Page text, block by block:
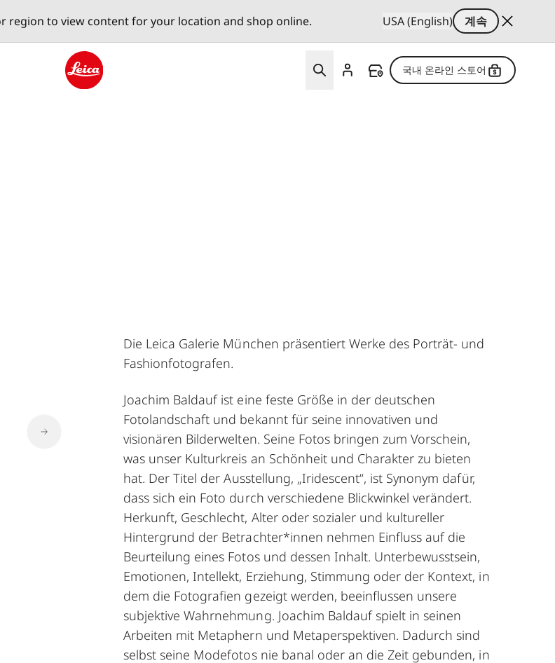
region to view content for your location and shop online. USA (English)
계속
국내 온라인 스토어
Die Leica Galerie München präsentiert Werke des Porträt- und
Fashionfotografen.
Joachim Baldauf ist eine feste Größe in der deutschen
Fotolandschaft und bekannt für seine innovativen und
visionären Bilderwelten. Seine Fotos bringen zum Vorschein,
was unser Kulturkreis an Schönheit und Charakter zu bieten
hat. Der Titel der Ausstellung, „Iridescent“, ist Synonym dafür,
dass sich ein Foto durch verschiedene Blickwinkel verändert.
Herkunft, Geschlecht, Alter oder sozialer und kultureller
Hintergrund der Betrachter*innen nehmen Einfluss auf die
Beurteilung eines Fotos und dessen Inhalt. Unterbewusstsein,
Emotionen, Intellekt, Erziehung, Stimmung oder der Kontext, in
dem die Fotografien gezeigt werden, beeinflussen unsere
subjektive Wahrnehmung. Joachim Baldauf spielt in seinen
Arbeiten mit Metaphern und Metaperspektiven. Dadurch sind
selbst seine Modefotos nie banal oder an die Zeit gebunden, in